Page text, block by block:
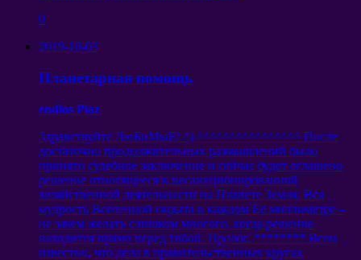
0
2019-10-03
Планетарная помощь
endlos Plaz
Здравствуйте ЛюБиМыЕ! ^) ^^^^^^^^^^^^^^^^ После
достаточно продолжительных размышлений было
принято судебное заключение и сейчас будет оглашено
решение относящееся к несанкционированной
хозяйственной деятельности на Планете Земля. Вся
мудрость Вселенной скрыта в каждом Её миллиметре –
не зачем желать слишком многого, когда решение
находится прямо перед тобой. Пролог. ******** Всем
известно, что дела в правительственных кругах